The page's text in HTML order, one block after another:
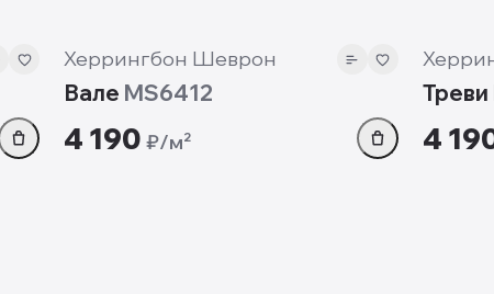
Херрингбон Шеврон
Вале MS6412
4 190 ₽/м²
Треви
4